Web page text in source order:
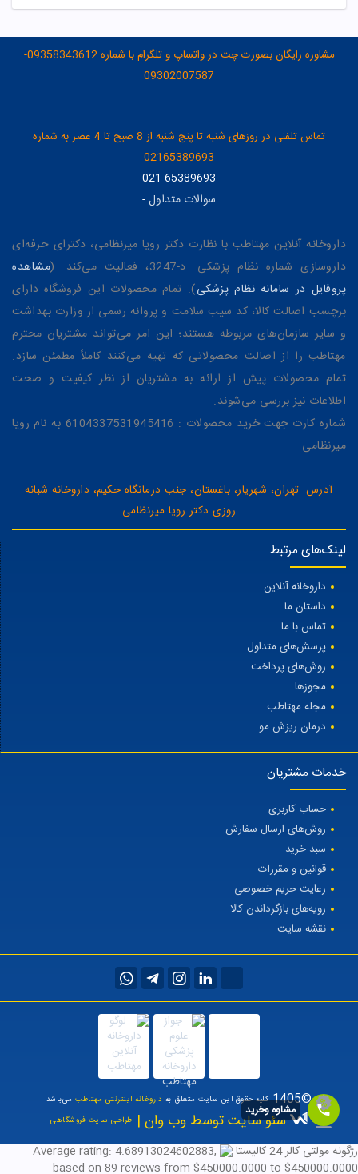
مشاوره رایگان بصورت چت در واتساپ و تلگرام با شماره 09358343612-
09302007587
تماس تلفنی در روزهای شنبه تا پنج شنبه از 8 صبح تا 4 عصر به شماره
02165389693
021-65389693
سوالات متداول-
داروخانه آنلاین مهتاطب با نظارت دکتر رویا میرنظامی، دکترای حرفه‌ای
داروسازی شماره نظام پزشکی: د-3247، فعالیت می‌کند. (
مشاهده
پروفایل در سامانه نظام پزشکی). تمام محصولات این فروشگاه دارای
برچسب اصالت کالا، کد سیب سلامت و پروانه رسمی از وزارت بهداشت
و سایر سازمان‌های مربوطه هستند؛ این امر می‌تواند مشتریان محترم
مهتاطب را از اصالت محصولاتی که تهیه می‌کنند کاملاً مطمئن سازد.
تمام محصولات پیش از ارائه به مشتریان از نظر کیفیت و صحت
اطلاعات نیز بررسی می‌شوند.
شماره کارت جهت خرید محصولات : 6104337531945416 به نام رویا
میرنظامی
آدرس: تهران، شهریار، باغستان، جنب درمانگاه حکیم، داروخانه شبانه
روزی دکتر رویا میرنظامی
لینک‌های مرتبط
داروخانه آنلاین
داستان ما
تماس با ما
پرسش‌های متداول
روش‌های پرداخت
مجوزها
مجله مهتاطب
درمان ریزش مو
خدمات مشتریان
حساب کاربری
روش‌های ارسال سفارش
سبد خرید
قوانین و مقررات
رعایت حریم خصوصی
رویه‌های بازگرداندن کالا
نقشه سایت
©1405 کلیه حقوق این سایت متعلق به داروخانه اینترنتی مهتاطبمی‌باشد
سئو سایت توسط وب وان | طراحی سایت فروشگاهی
رژگونه مولتی کالر 24 کالیستا Average rating: 4.68913024602883,
based on 89 reviews from $450000.0000 to $450000.0000
مشاوه وخرید